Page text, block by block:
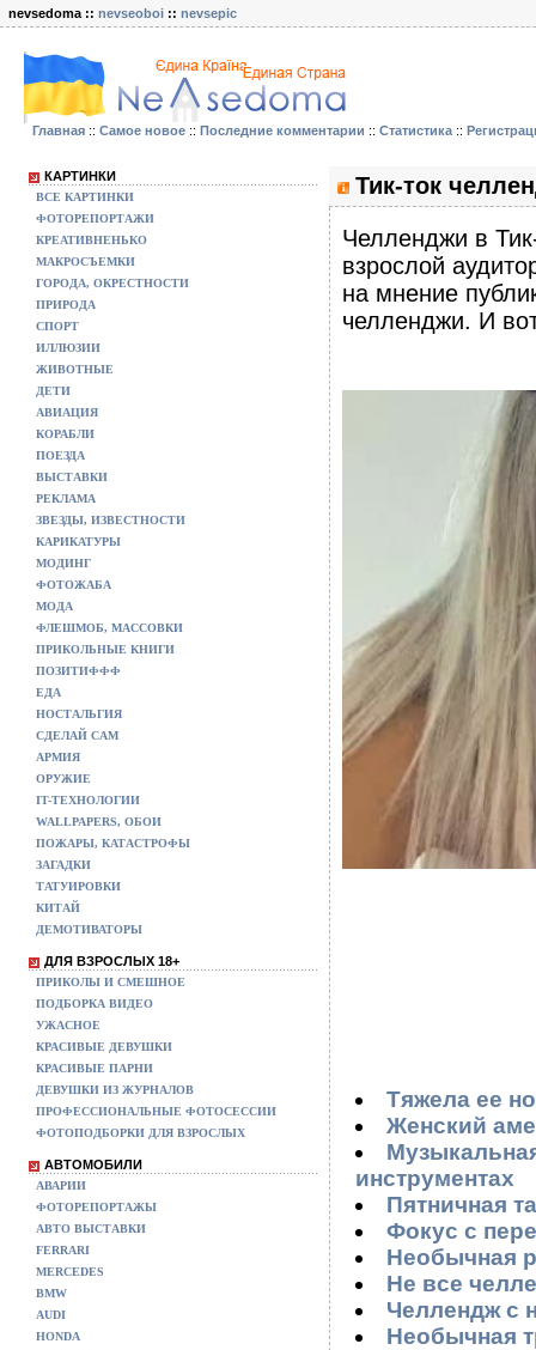
nevsedoma :: nevseoboi :: nevsepic
Главная :: Самое новое :: Последние комментарии :: Статистика ::
КАРТИНКИ
ВСЕ КАРТИНКИ
ФОТОРЕПОРТАЖИ
КРЕАТИВНЕНЬКО
МАКРОСЪЕМКИ
ГОРОДА, ОКРЕСТНОСТИ
ПРИРОДА
СПОРТ
ИЛЛЮЗИИ
ЖИВОТНЫЕ
ДЕТИ
АВИАЦИЯ
КОРАБЛИ
ПОЕЗДА
ВЫСТАВКИ
РЕКЛАМА
ЗВЕЗДЫ, ИЗВЕСТНОСТИ
КАРИКАТУРЫ
МОДИНГ
ФОТОЖАБА
МОДА
ФЛЕШМОБ, МАССОВКИ
ПРИКОЛЬНЫЕ КНИГИ
ПОЗИТИФФФ
ЕДА
НОСТАЛЬГИЯ
СДЕЛАЙ САМ
АРМИЯ
ОРУЖИЕ
IT-ТЕХНОЛОГИИ
WALLPAPERS, ОБОИ
ПОЖАРЫ, КАТАСТРОФЫ
ЗАГАДКИ
ТАТУИРОВКИ
КИТАЙ
ДЕМОТИВАТОРЫ
ДЛЯ ВЗРОСЛЫХ 18+
ПРИКОЛЫ И СМЕШНОЕ
ПОДБОРКА ВИДЕО
УЖАСНОЕ
КРАСИВЫЕ ДЕВУШКИ
КРАСИВЫЕ ПАРНИ
ДЕВУШКИ ИЗ ЖУРНАЛОВ
ПРОФЕССИОНАЛЬНЫЕ ФОТОСЕССИИ
ФОТОПОДБОРКИ ДЛЯ ВЗРОСЛЫХ
АВТОМОБИЛИ
АВАРИИ
ФОТОРЕПОРТАЖЫ
АВТО ВЫСТАВКИ
FERRARI
MERCEDES
BMW
AUDI
HONDA
Тик-ток
Челленджи в
взрослой
на мнение
челленджи. И
Тяжела ее
Женский
инструментах
Пятничная
Фокус с
Необычная
Не все
Челлендж с
Необычная